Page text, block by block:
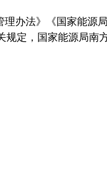
办法》
《国家能源
规定，国家能源局南